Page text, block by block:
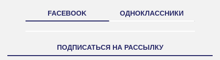
FACEBOOK ОДНОКЛАССНИКИ
ПОДПИСАТЬСЯ НА РАССЫЛКУ